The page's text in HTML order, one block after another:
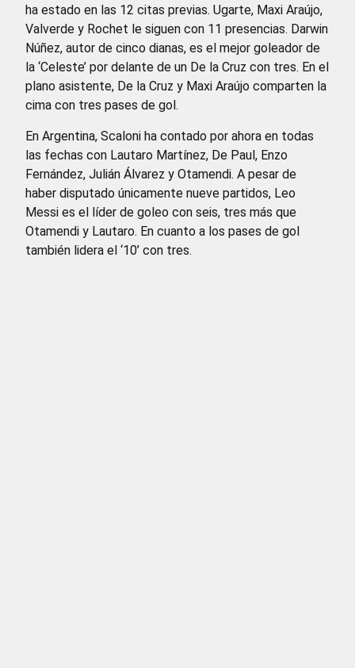
ha estado en las 12 citas previas. Ugarte, Maxi Araújo,
Valverde y Rochet le siguen con 11 presencias. Darwin
Núñez, autor de cinco dianas, es el mejor goleador de
la ‘Celeste’ por delante de un De la Cruz con tres. En el
plano asistente, De la Cruz y Maxi Araújo comparten la
cima con tres pases de gol.
En Argentina, Scaloni ha contado por ahora en todas
las fechas con Lautaro Martínez, De Paul, Enzo
Fernández, Julián Álvarez y Otamendi. A pesar de
haber disputado únicamente nueve partidos, Leo
Messi es el líder de goleo con seis, tres más que
Otamendi y Lautaro. En cuanto a los pases de gol
también lidera el ‘10’ con tres.